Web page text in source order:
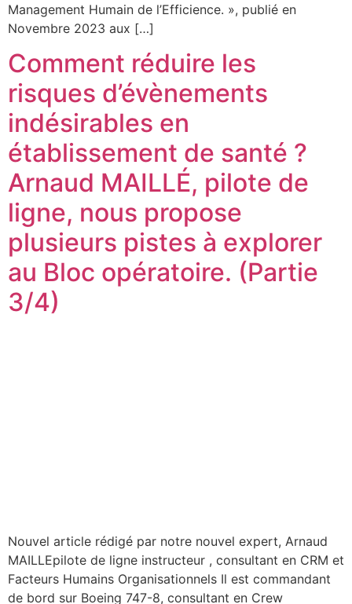
Management Humain de l’Efficience. », publié en
Novembre 2023 aux […]
Comment réduire les
risques d’évènements
indésirables en
établissement de santé ?
Arnaud MAILLÉ, pilote de
ligne, nous propose
plusieurs pistes à explorer
au Bloc opératoire. (Partie
3/4)
Nouvel article rédigé par notre nouvel expert, Arnaud
MAILLEpilote de ligne instructeur , consultant en CRM et
Facteurs Humains Organisationnels Il est commandant
de bord sur Boeing 747-8, consultant en Crew